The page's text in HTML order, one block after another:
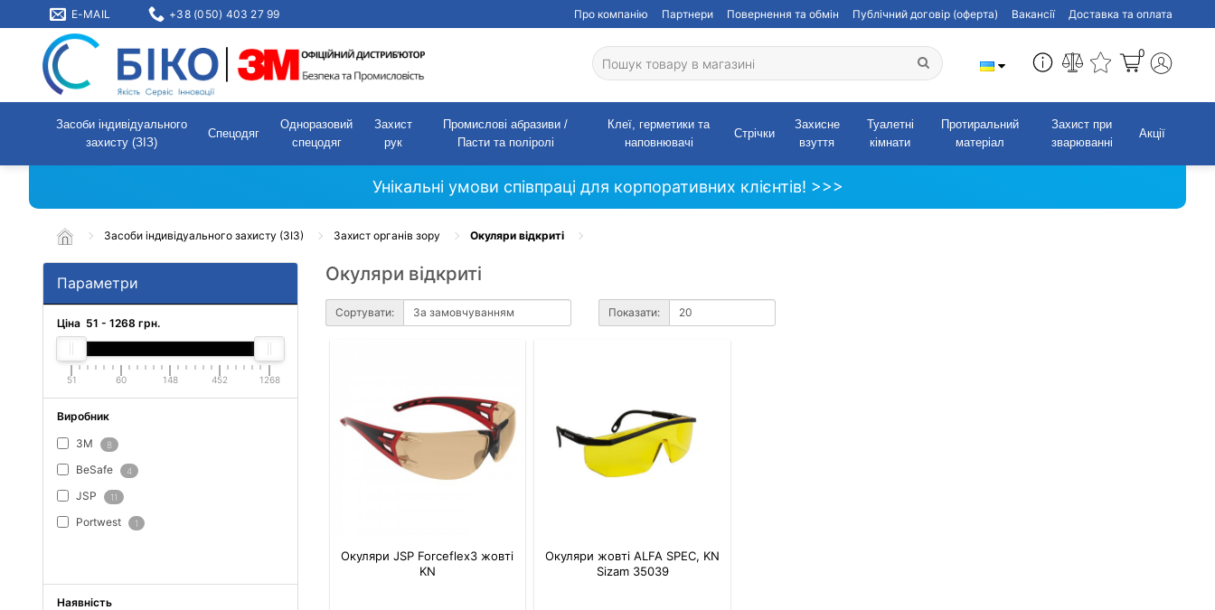
E-MAIL +38 (050) 403 27 99 Про компанію Партнери Повернення та обмін Публічний договір (оферта) Вакансії Доставка та оплата
0
Засоби індивідуального
захисту (ЗІЗ)
Спецодяг
Одноразовий
спецодяг
Захист
рук
Промислові абразиви /
Пасти та поліролі
Клеї, герметики та
наповнювачі
Стрічки
Захисне
взуття
Туалетні
кімнати
Протиральний
матеріал
Захист при
зварюванні
Акції
Унікальні умови співпраці для корпоративних клієнтів! >>>
Засоби індивідуального захисту (ЗІЗ) Захист органів зору Окуляри відкриті
Параметри
Ціна 51 - 1268 грн.
51 60 148 452 1268
Виробник
3M 8
BeSafe 4
JSP 11
Portwest 1
Наявність
Окуляри відкриті
Сортувати: Показати:
Окуляри JSP Forceflex3 жовті
KN
Окуляри жовті ALFA SPEC, KN
Sizam 35039